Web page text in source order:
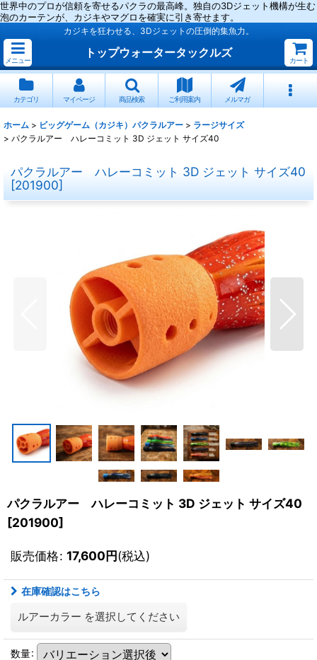
世界中のプロが信頼を寄せるパクラの最高峰。独自の3Dジェット機構が生む
泡のカーテンが、カジキやマグロを確実に引き寄せます。
カジキを狂わせる、3Dジェットの圧倒的集魚力。
メニュー
トップウォータータックルズ
カート
カテゴリ マイページ 商品検索 ご利用案内 メルマガ
ホーム > ビッグゲーム（カジキ）パクラルアー > ラージサイズ
> パクラルアー ハレーコミット 3D ジェット サイズ40
パクラルアー ハレーコミット 3D ジェット サイズ40
[201900]
パクラルアー ハレーコミット 3D ジェット サイズ40
[201900]
販売価格: 17,600円(税込)
在庫確認はこちら
ルアーカラー を選択してください
数量: